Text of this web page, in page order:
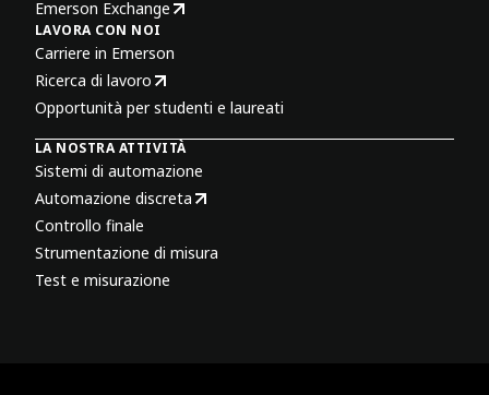
Emerson Exchange
LAVORA CON NOI
Carriere in Emerson
Ricerca di lavoro
Opportunità per studenti e laureati
LA NOSTRA ATTIVITÀ
Sistemi di automazione
Automazione discreta
Controllo finale
Strumentazione di misura
Test e misurazione